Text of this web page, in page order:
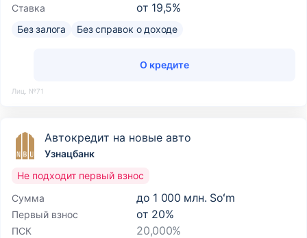
Ставка от 19,5%
Без залога Без справок о доходе
О кредите
Лиц. №71
Автокредит на новые авто
Узнацбанк
Сумма до 1 000 млн. Soʻm
Первый взнос от 20%
ПСК 20,000%
Не подходит первый взнос